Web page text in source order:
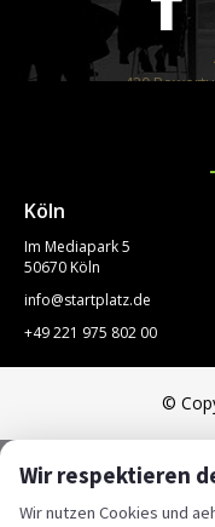
420
Köln
Im Mediapark 5
50670 Köln
info@startplatz.de
+49 221 975 802 00
©
Wir respektieren
Wir nutzen Cookies und